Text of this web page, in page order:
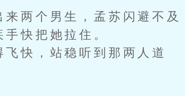
两个男生，孟苏闪避不及
快把她拉住。
快，站稳听到那两人道